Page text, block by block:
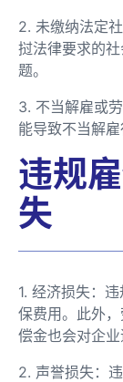
2. 未缴纳法定
挝法律要求的
题。
3. 不当解雇或
能导致不当解雇
违规
失
1. 经济损失：
保费用。此外
偿金也会对企业
2. 声誉损失：